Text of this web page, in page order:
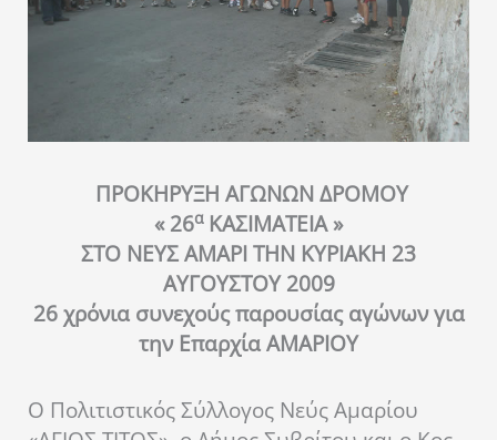
ΠΡΟΚΗΡΥΞΗ ΑΓΩΝΩΝ ΔΡΟΜΟΥ
« 26α ΚΑΣΙΜΑΤΕΙΑ »
ΣΤΟ ΝΕΥΣ ΑΜΑΡΙ ΤΗΝ ΚΥΡΙΑΚΗ 23
ΑΥΓΟΥΣΤΟΥ 2009
26 χρόνια συνεχούς παρουσίας αγώνων για
την Επαρχία ΑΜΑΡΙΟΥ
Ο Πολιτιστικός Σύλλογος Νεύς Αμαρίου